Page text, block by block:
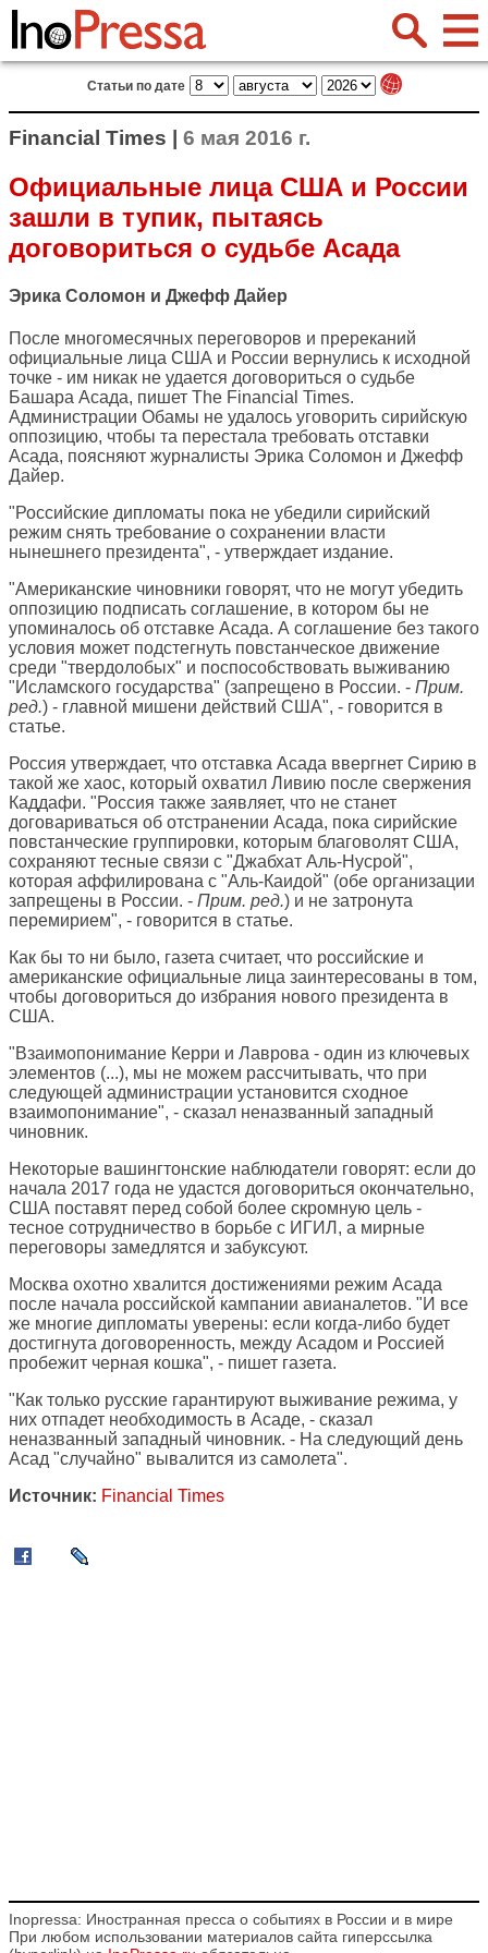
Статьи по дате
Financial Times | 6 мая 2016 г.
Официальные лица США и России
зашли в тупик, пытаясь
договориться о судьбе Асада
Эрика Соломон и Джефф Дайер
После многомесячных переговоров и пререканий
официальные лица США и России вернулись к исходной
точке - им никак не удается договориться о судьбе
Башара Асада, пишет The Financial Times.
Администрации Обамы не удалось уговорить сирийскую
оппозицию, чтобы та перестала требовать отставки
Асада, поясняют журналисты Эрика Соломон и Джефф
Дайер.
"Российские дипломаты пока не убедили сирийский
режим снять требование о сохранении власти
нынешнего президента", - утверждает издание.
"Американские чиновники говорят, что не могут убедить
оппозицию подписать соглашение, в котором бы не
упоминалось об отставке Асада. А соглашение без такого
условия может подстегнуть повстанческое движение
среди "твердолобых" и поспособствовать выживанию
"Исламского государства" (запрещено в России. - Прим.
ред.) - главной мишени действий США", - говорится в
статье.
Россия утверждает, что отставка Асада ввергнет Сирию в
такой же хаос, который охватил Ливию после свержения
Каддафи. "Россия также заявляет, что не станет
договариваться об отстранении Асада, пока сирийские
повстанческие группировки, которым благоволят США,
сохраняют тесные связи с "Джабхат Аль-Нусрой",
которая аффилирована с "Аль-Каидой" (обе организации
запрещены в России. - Прим. ред.) и не затронута
перемирием", - говорится в статье.
Как бы то ни было, газета считает, что российские и
американские официальные лица заинтересованы в том,
чтобы договориться до избрания нового президента в
США.
"Взаимопонимание Керри и Лаврова - один из ключевых
элементов (...), мы не можем рассчитывать, что при
следующей администрации установится сходное
взаимопонимание", - сказал неназванный западный
чиновник.
Некоторые вашингтонские наблюдатели говорят: если до
начала 2017 года не удастся договориться окончательно,
США поставят перед собой более скромную цель -
тесное сотрудничество в борьбе с ИГИЛ, а мирные
переговоры замедлятся и забуксуют.
Москва охотно хвалится достижениями режим Асада
после начала российской кампании авианалетов. "И все
же многие дипломаты уверены: если когда-либо будет
достигнута договоренность, между Асадом и Россией
пробежит черная кошка", - пишет газета.
"Как только русские гарантируют выживание режима, у
них отпадет необходимость в Асаде, - сказал
неназванный западный чиновник. - На следующий день
Асад "случайно" вывалится из самолета".
Источник: Financial Times
Inopressa: Иностранная пресса о событиях в России и в мире
При любом использовании материалов сайта гиперссылка